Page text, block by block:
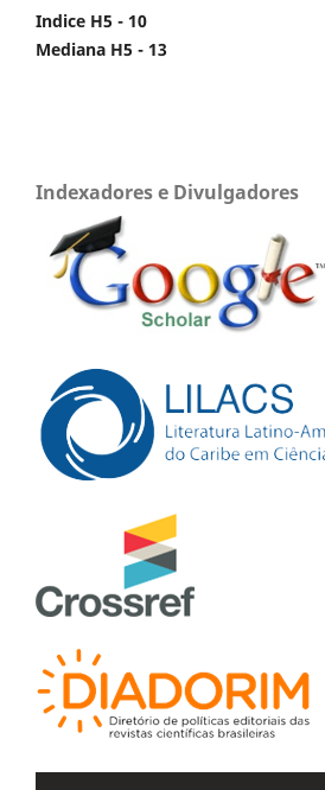
Indice H5 - 10
Mediana H5 - 13
Indexadores e Divulgadores